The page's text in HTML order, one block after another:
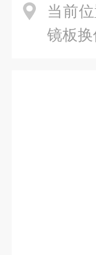
当前位
镜板